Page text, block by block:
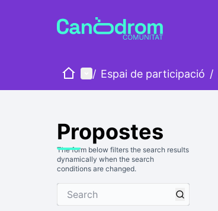
HomeMain menu
/ Espai de participació /
Propostes
The form below filters the search results
dynamically when the search
conditions are changed.